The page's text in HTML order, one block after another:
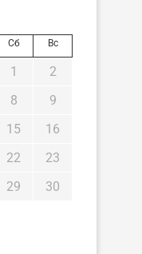
Сб Вс
1
2
8
9
15
16
22
23
29
30